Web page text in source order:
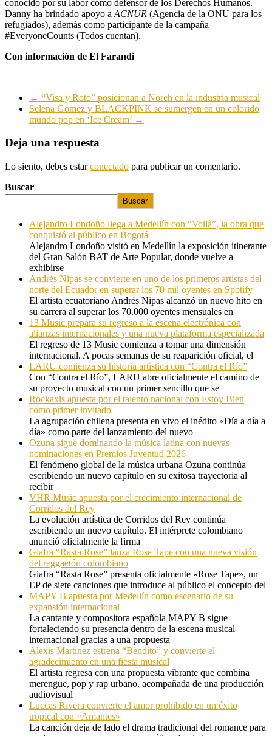
conocido por su labor como defensor de los Derechos Humanos.
Danny ha brindado apoyo a ACNUR (Agencia de la ONU para los
refugiados), además como participante de la campaña
#EveryoneCounts (Todos cuentan).
Con información de El Farandi
← “Visa y Roto” posicionan a Noreh en la industria musical
Selena Gomez y BLACKPINK se sumergen en un colorido
mundo pop en ‘Ice Cream’ →
Deja una respuesta
Lo siento, debes estarconectado para publicar un comentario.
Buscar
Buscar
Alejandro Londoño llega a Medellín con “Voilà”, la obra que
conquistó al público en Bogotá
Alejandro Londoño visitó en Medellín la exposición itinerante
del Gran Salón BAT de Arte Popular, donde vuelve a
exhibirse
Andrés Nipas se convierte en uno de los primeros artistas del
norte del Ecuador en superar los 70 mil oyentes en Spotify
El artista ecuatoriano Andrés Nipas alcanzó un nuevo hito en
su carrera al superar los 70.000 oyentes mensuales en
13 Music prepara su regreso a la escena electrónica con
alianzas internacionales y una nueva plataforma especializada
El regreso de 13 Music comienza a tomar una dimensión
internacional. A pocas semanas de su reaparición oficial, el
LARU comienza su historia artística con “Contra el Río”
Con “Contra el Río”, LARU abre oficialmente el camino de
su proyecto musical con un primer sencillo que se
Rockaxis apuesta por el talento nacional con Estoy Bien
como primer invitado
La agrupación chilena presenta en vivo el inédito «Día a día a
día» como parte del lanzamiento del nuevo
Ozuna sigue dominando la música latina con nuevas
nominaciones en Premios Juventud 2026
El fenómeno global de la música urbana Ozuna continúa
escribiendo un nuevo capítulo en su exitosa trayectoria al
recibir
VHR Music apuesta por el crecimiento internacional de
Corridos del Rey
La evolución artística de Corridos del Rey continúa
escribiendo un nuevo capítulo. El intérprete colombiano
anunció oficialmente la firma
Giafra “Rasta Rose” lanza Rose Tape con una nueva visión
del reggaetón colombiano
Giafra “Rasta Rose” presenta oficialmente «Rose Tape», un
EP de siete canciones que introduce al público el concepto del
MAPY B apuesta por Medellín como escenario de su
expansión internacional
La cantante y compositora española MAPY B sigue
fortaleciendo su presencia dentro de la escena musical
internacional gracias a una propuesta
Alexis Martinez estrena “Bendito” y convierte el
agradecimiento en una fiesta musical
El artista regresa con una propuesta vibrante que combina
merengue, pop y rap urbano, acompañada de una producción
audiovisual
Luccas Rivera convierte el amor prohibido en un éxito
tropical con «Amantes»
La canción deja de lado el drama tradicional del romance para